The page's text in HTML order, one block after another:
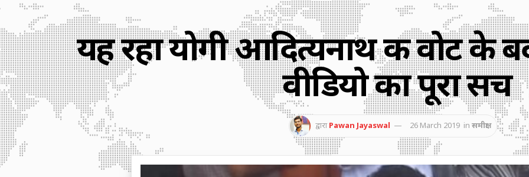
यह रहा योगी आदित्यनाथ की वोट के
वीडियो का पूरा सच
द्वारा Pawan Jayaswal 26 March 2019 in समीक्षा